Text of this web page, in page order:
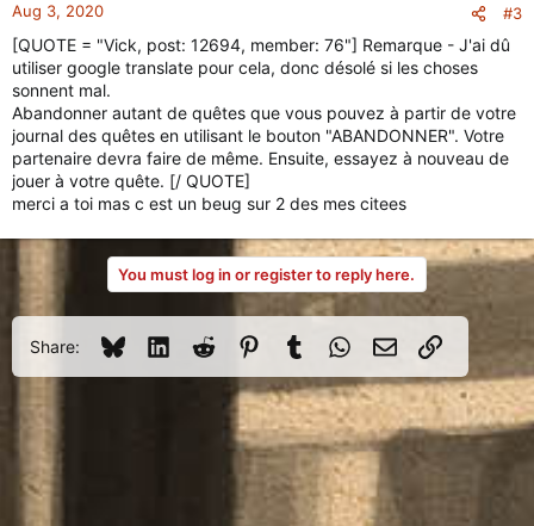
Aug 3, 2020 #3
[QUOTE = "Vick, post: 12694, member: 76"] Remarque - J'ai dû
utiliser google translate pour cela, donc désolé si les choses
sonnent mal.
Abandonner autant de quêtes que vous pouvez à partir de votre
journal des quêtes en utilisant le bouton "ABANDONNER". Votre
partenaire devra faire de même. Ensuite, essayez à nouveau de
jouer à votre quête. [/ QUOTE]
merci a toi mas c est un beug sur 2 des mes citees
You must log in or register to reply here.
Share: BlueskyLinkedInReddit PinterestTumblrWhatsApp
Email Link